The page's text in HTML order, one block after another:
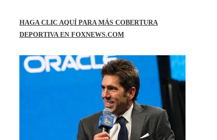
HAGA CLIC AQUÍ PARA MÁS COBERTURA
DEPORTIVA EN FOXNEWS.COM